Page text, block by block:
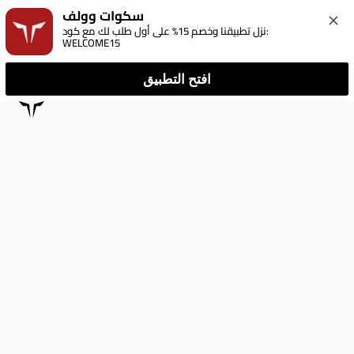
سكوات وولف
نزل تطبيقنا وخصم 15% على أول طلب لك مع كود:
WELCOME15
افتح التطبيق